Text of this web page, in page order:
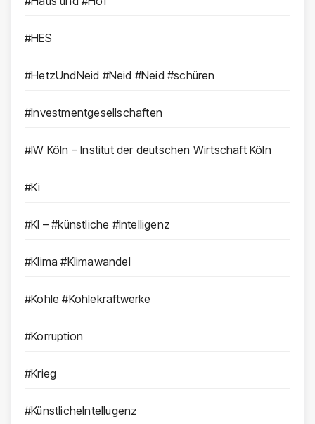
#HES
#HetzUndNeid #Neid #Neid #schüren
#Investmentgesellschaften
#IW Köln – Institut der deutschen Wirtschaft Köln
#Ki
#KI – #künstliche #Intelligenz
#Klima #Klimawandel
#Kohle #Kohlekraftwerke
#Korruption
#Krieg
#KünstlicheIntellugenz